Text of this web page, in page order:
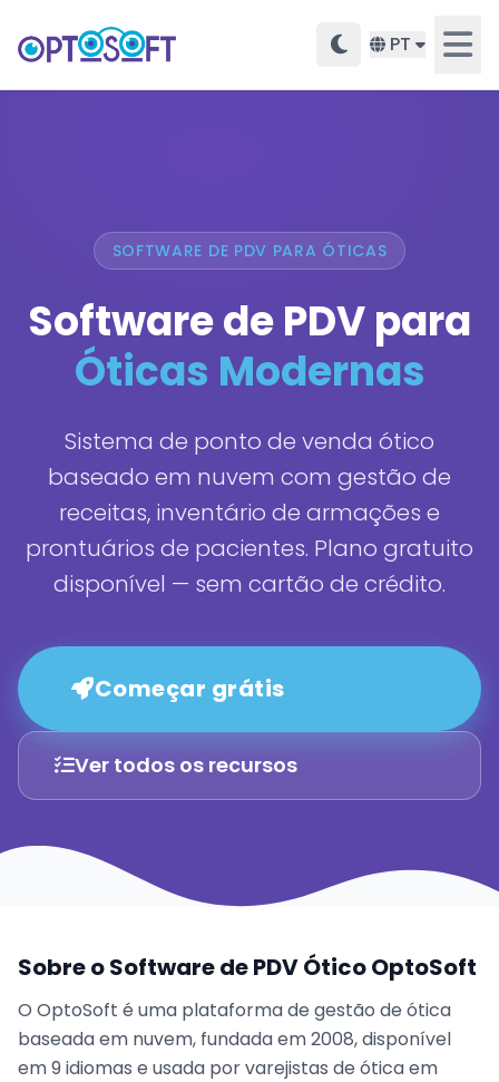
PT
SOFTWARE DE PDV PARA ÓTICAS
Software de PDV para
Óticas Modernas
Sistema de ponto de venda ótico
baseado em nuvem com gestão de
receitas, inventário de armações e
prontuários de pacientes. Plano gratuito
disponível — sem cartão de crédito.
Começar grátis
Ver todos os recursos
Sobre o Software de PDV Ótico OptoSoft
O OptoSoft é uma plataforma de gestão de ótica
baseada em nuvem, fundada em 2008, disponível
em 9 idiomas e usada por varejistas de ótica em